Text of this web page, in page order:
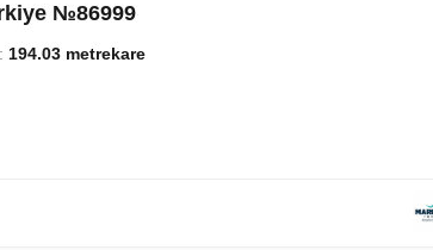
№86999
194.03 metrekare